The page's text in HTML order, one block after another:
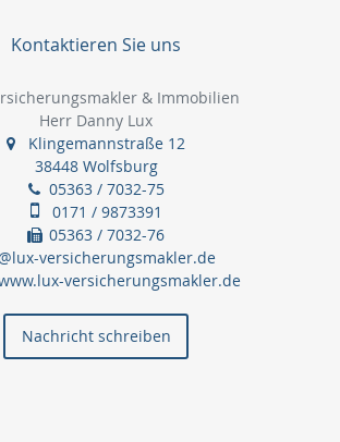
Kontaktieren Sie uns
& Immobilien
Herr Danny Lux
Klingemannstraße 12
38448 Wolfsburg
05363 / 7032-75
0171 / 9873391
05363 / 7032-76
versicherungsmakler.de
versicherungsmakler.de
Nachricht schreiben